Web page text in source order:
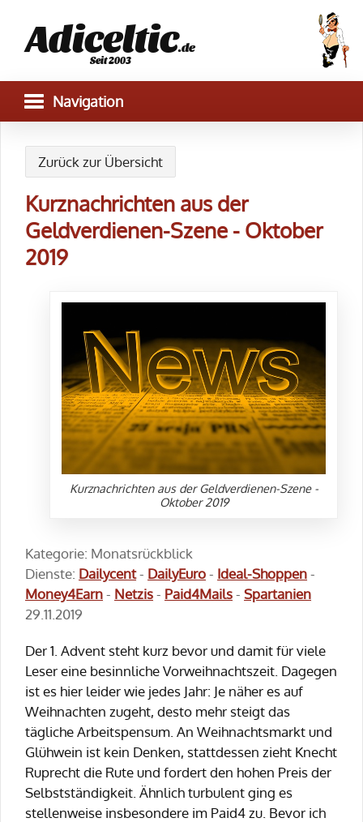
Adiceltic.de
Seit 2003
Zurück zur Übersicht
Kurznachrichten aus der
Geldverdienen-Szene - Oktober
2019
Kurznachrichten aus der Geldverdienen-Szene -
Oktober 2019
Kategorie: Monatsrückblick
Dienste: Dailycent- DailyEuro- Ideal-Shoppen-
Money4Earn- Netzis- Paid4Mails- Spartanien
29.11.2019
Der 1. Advent steht kurz bevor und damit für viele
Leser eine besinnliche Vorweihnachtszeit. Dagegen
ist es hier leider wie jedes Jahr: Je näher es auf
Weihnachten zugeht, desto mehr steigt das
tägliche Arbeitspensum. An Weihnachtsmarkt und
Glühwein ist kein Denken, stattdessen zieht Knecht
Ruprecht die Rute und fordert den hohen Preis der
Selbstständigkeit. Ähnlich turbulent ging es
stellenweise insbesondere im Paid4 zu. Bevor ich